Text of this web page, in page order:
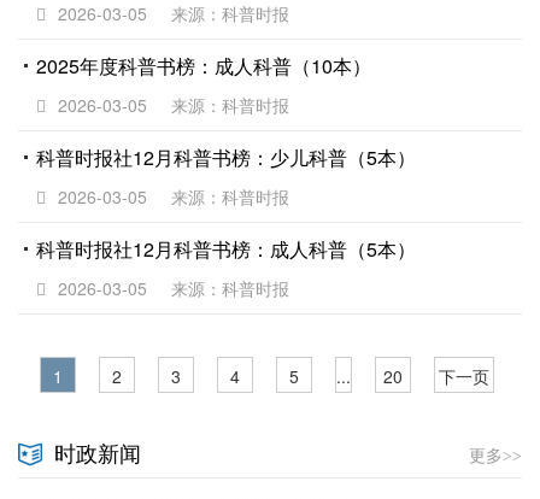
2026-03-05 来源：科普时报
2025年度科普书榜：成人科普（10本）
2026-03-05 来源：科普时报
科普时报社12月科普书榜：少儿科普（5本）
2026-03-05 来源：科普时报
科普时报社12月科普书榜：成人科普（5本）
2026-03-05 来源：科普时报
1 2 3 4 5 ... 20 下一页
时政新闻 更多>>